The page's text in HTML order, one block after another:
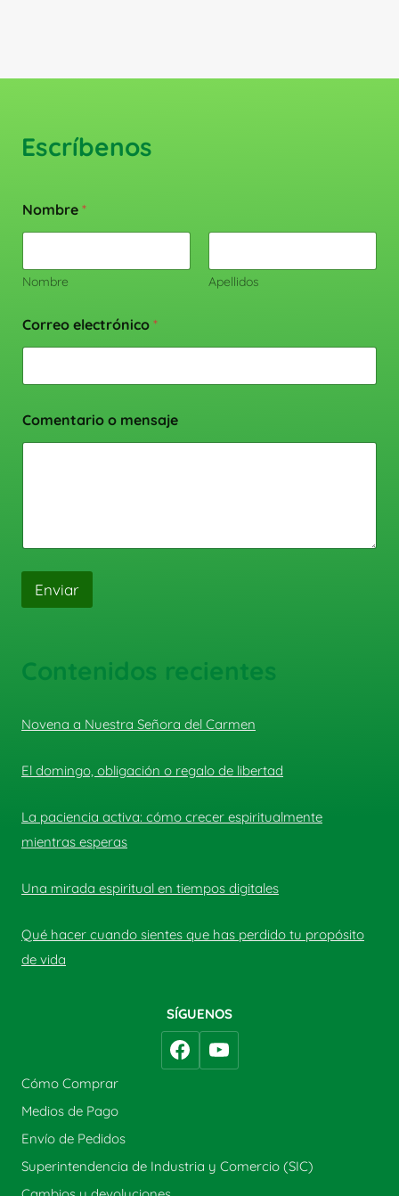
Escríbenos
Nombre *
Nombre Apellidos
Correo electrónico *
Comentario o mensaje
Enviar
Contenidos recientes
Novena a Nuestra Señora del Carmen
El domingo, obligación o regalo de libertad
La paciencia activa: cómo crecer espiritualmente
mientras esperas
Una mirada espiritual en tiempos digitales
Qué hacer cuando sientes que has perdido tu propósito
de vida
SÍGUENOS
Cómo Comprar
Medios de Pago
Envío de Pedidos
Superintendencia de Industria y Comercio (SIC)